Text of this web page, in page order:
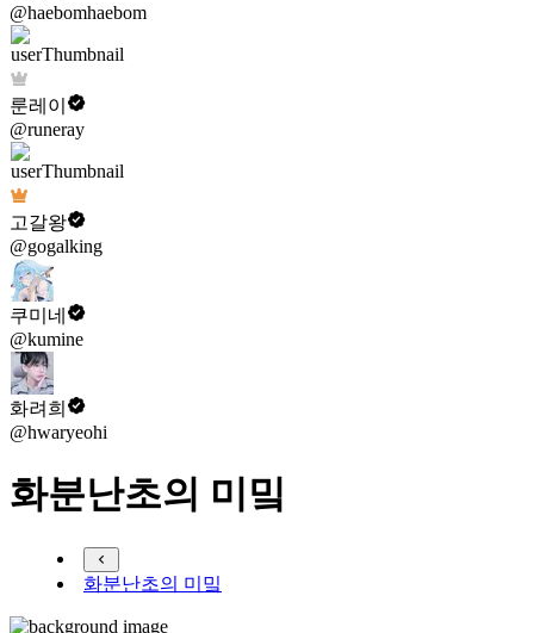
@haebomhaebom
룬레이
@runeray
고갈왕
@gogalking
쿠미네
@kumine
화려희
@hwaryeohi
화분난초의 미밐
화분난초의 미밐